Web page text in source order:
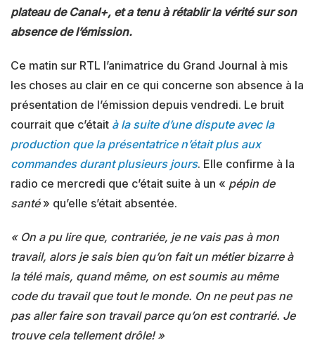
plateau de Canal+, et a tenu à rétablir la vérité sur son
absence de l’émission.
Ce matin sur RTL l’animatrice du Grand Journal à mis
les choses au clair en ce qui concerne son absence à la
présentation de l’émission depuis vendredi. Le bruit
courrait que c’était à la suite d’une dispute avec la
production que la présentatrice n’était plus aux
commandes durant plusieurs jours. Elle confirme à la
radio ce mercredi que c’était suite à un « pépin de
santé» qu’elle s’était absentée.
« On a pu lire que, contrariée, je ne vais pas à mon
travail, alors je sais bien qu’on fait un métier bizarre à
la télé mais, quand même, on est soumis au même
code du travail que tout le monde. On ne peut pas ne
pas aller faire son travail parce qu’on est contrarié. Je
trouve cela tellement drôle! »